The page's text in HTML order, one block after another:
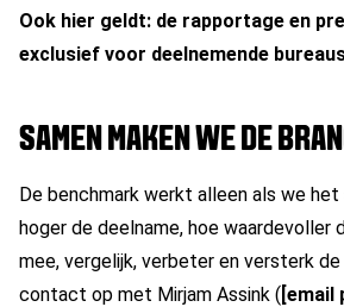
Ook hier geldt: de rapportage en
exclusief voor deelnemende
SAMEN MAKEN WE DE
De benchmark werkt alleen als we het
hoger de deelname, hoe waardevoller
mee, vergelijk, verbeter en versterk
contact op met Mirjam Assink ([email